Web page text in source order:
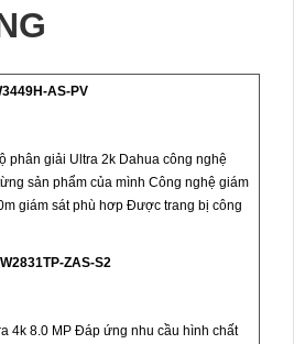
AS-PV
phân giải Ultra 2k Dahua công nghệ
sản phẩm của mình Công nghệ giám
giám sát phù hơp Được trang bị công
ZAS-S2
4k 8.0 MP Đáp ứng nhu cầu hình chất